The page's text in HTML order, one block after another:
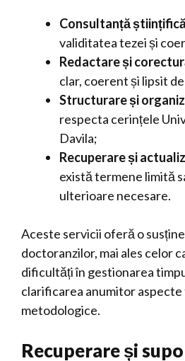
Consultanță
validitatea tezei și
Redactare și
clar, coerent și lipsit
Structurare și
respecta cerințele
Davila;
Recuperare și
există termene limită
ulterioare necesare.
Aceste servicii oferă o
doctoranzilor, mai ales celor
dificultăți în gestionarea
clarificarea anumitor
metodologice.
Recuperare și